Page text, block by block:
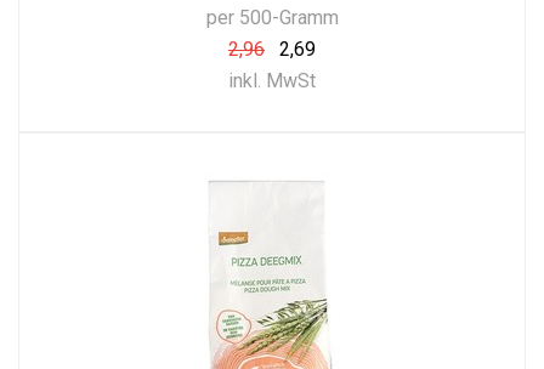
per 500-Gramm
2,96
2,69
inkl. MwSt